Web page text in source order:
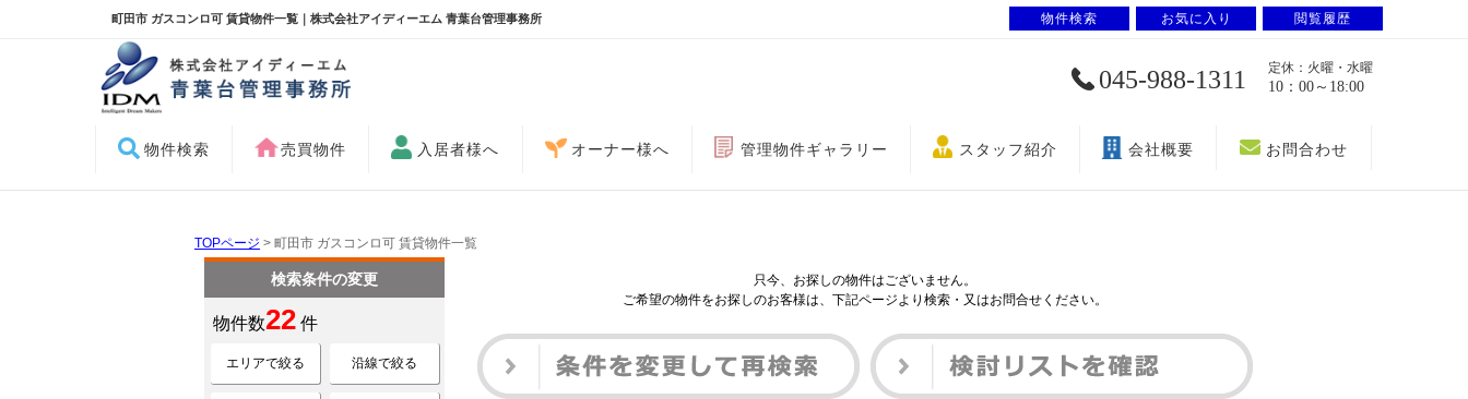
町田市 ガスコンロ可 賃貸物件一覧｜株式会社アイディーエム 青葉台管理事務所
045-988-1311 定休：火曜・水曜
10：00～18:00
物件検索 売買物件 入居者様へ オーナー様へ 管理物件ギャラリー スタッフ紹介 会社概要 お問合わせ
TOPページ > 町田市 ガスコンロ可 賃貸物件一覧
只今、お探しの物件はございません。
ご希望の物件をお探しのお客様は、下記ページより検索・又はお問合せください。
検索条件の変更
物件数22 件
エリアで絞る 沿線で絞る
物件検索 お気に入り 閲覧履歴